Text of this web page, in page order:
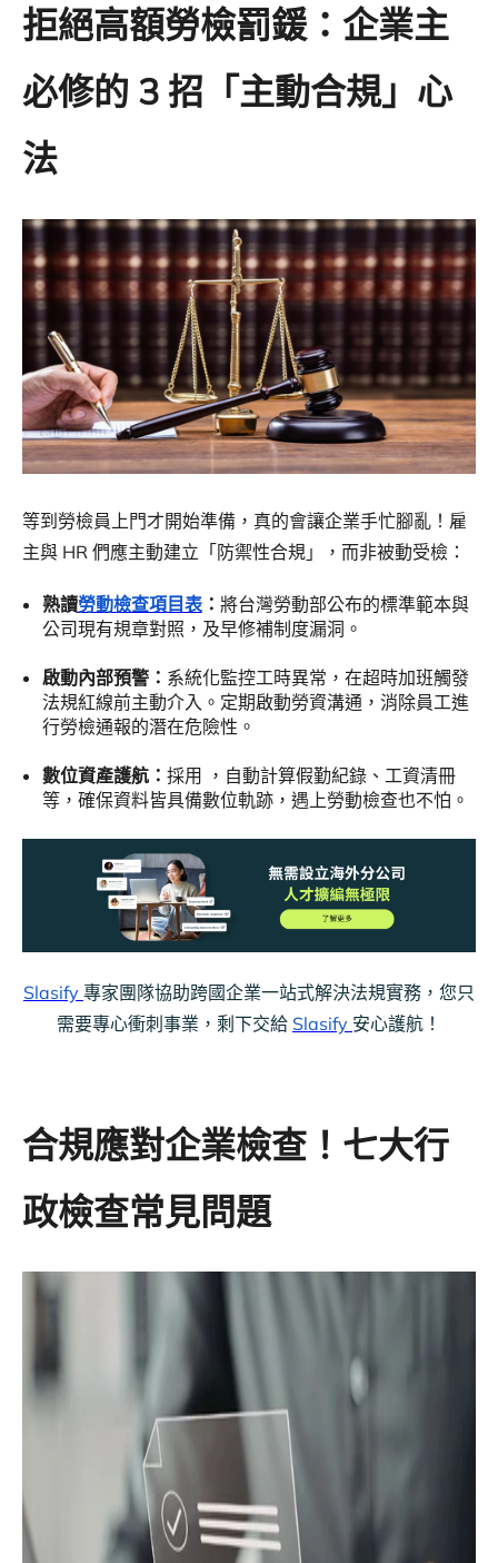
拒絕高額勞檢罰鍰：企業主
必修的 3 招「主動合規」心
法
等到勞檢員上門才開始準備，真的會讓企業手忙腳亂！雇
主與 HR 們應主動建立「防禦性合規」，而非被動受檢：
熟讀勞動檢查項目表： 將台灣勞動部公布的標準範本與
公司現有規章對照，及早修補制度漏洞。
啟動內部預警： 系統化監控工時異常，在超時加班觸發
法規紅線前主動介入。定期啟動勞資溝通，消除員工進
行勞檢通報的潛在危險性。
數位資產護航： 採用 ，自動計算假勤紀錄、工資清冊
等，確保資料皆具備數位軌跡，遇上勞動檢查也不怕。
Slasify 專家團隊協助跨國企業一站式解決法規實務，您只
需要專心衝刺事業，剩下交給 Slasify 安心護航！
合規應對企業檢查！ 七大行
政檢查常見問題